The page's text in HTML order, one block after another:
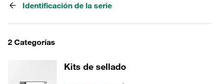
Identificación de la serie
2 Categorías
Kits de sellado